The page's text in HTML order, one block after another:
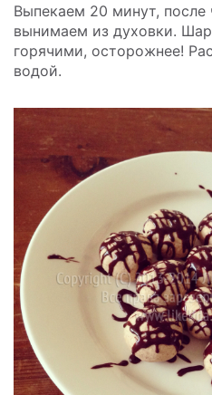
Выпекаем 20 минут,
вынимаем из духовки.
горячими, осторожнее!
водой.